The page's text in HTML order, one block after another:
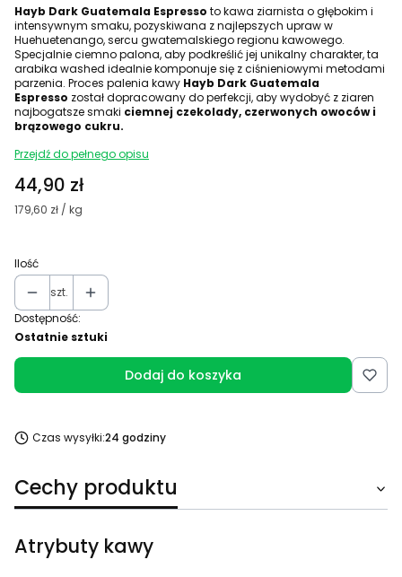
Hayb Dark Guatemala Espresso to kawa ziarnista o głębokim i
intensywnym smaku, pozyskiwana z najlepszych upraw w
Huehuetenango, sercu gwatemalskiego regionu kawowego.
Specjalnie ciemno palona, aby podkreślić jej unikalny charakter, ta
arabika washed idealnie komponuje się z ciśnieniowymi metodami
parzenia. Proces palenia kawy Hayb Dark Guatemala
Espresso został dopracowany do perfekcji, aby wydobyć z ziaren
najbogatsze smaki ciemnej czekolady, czerwonych owoców i
brązowego cukru.
Przejdź do pełnego opisu
Cena
44,90 zł
179,60 zł / kg
Ilość
szt.
Dostępność:
Ostatnie sztuki
Dodaj do koszyka
Czas wysyłki:24 godziny
Cechy produktu
Atrybuty kawy